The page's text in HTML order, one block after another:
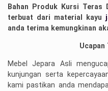
Bahan Produk Kursi Teras
terbuat dari material kayu
anda terima kemungkinan
Ucapan
Mebel Jepara Asli
kunjungan serta
kami pastikan anda